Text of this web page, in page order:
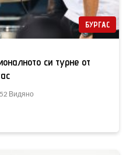
БУРГАС
си турне от
Видяно